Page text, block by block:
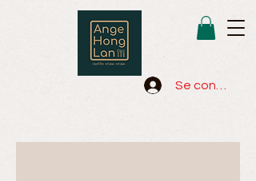
Se connecter